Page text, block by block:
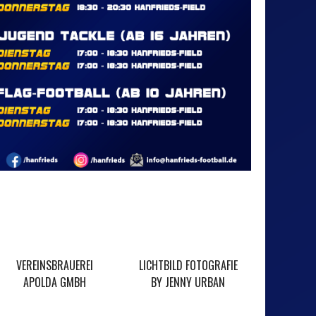
VEREINSBRAUEREI
APOLDA GMBH
LICHTBILD FOTOGRAFIE
BY JENNY URBAN